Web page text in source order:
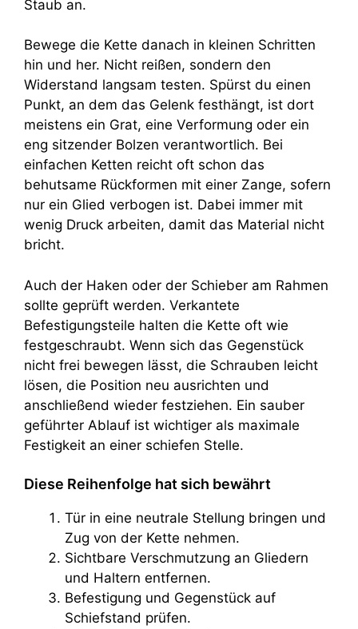
Staub an.
Bewege die Kette danach in kleinen Schritten
hin und her. Nicht reißen, sondern den
Widerstand langsam testen. Spürst du einen
Punkt, an dem das Gelenk festhängt, ist dort
meistens ein Grat, eine Verformung oder ein
eng sitzender Bolzen verantwortlich. Bei
einfachen Ketten reicht oft schon das
behutsame Rückformen mit einer Zange, sofern
nur ein Glied verbogen ist. Dabei immer mit
wenig Druck arbeiten, damit das Material nicht
bricht.
Auch der Haken oder der Schieber am Rahmen
sollte geprüft werden. Verkantete
Befestigungsteile halten die Kette oft wie
festgeschraubt. Wenn sich das Gegenstück
nicht frei bewegen lässt, die Schrauben leicht
lösen, die Position neu ausrichten und
anschließend wieder festziehen. Ein sauber
geführter Ablauf ist wichtiger als maximale
Festigkeit an einer schiefen Stelle.
Diese Reihenfolge hat sich bewährt
Tür in eine neutrale Stellung bringen und
Zug von der Kette nehmen.
Sichtbare Verschmutzung an Gliedern
und Haltern entfernen.
Befestigung und Gegenstück auf
Schiefstand prüfen.